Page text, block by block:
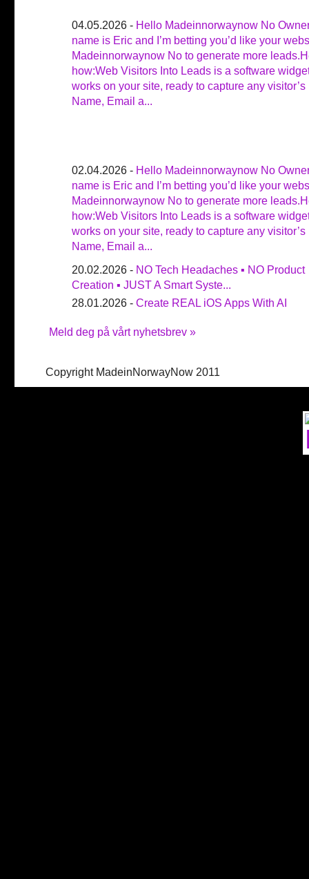
04.05.2026 - Hello Madeinnorwaynow No
name is Eric and I’m betting you’d like your
Madeinnorwaynow No to generate more
how:Web Visitors Into Leads is a software
works on your site, ready to capture any visitor’s
Name, Email a...
02.04.2026 - Hello Madeinnorwaynow No
name is Eric and I’m betting you’d like your
Madeinnorwaynow No to generate more
how:Web Visitors Into Leads is a software
works on your site, ready to capture any visitor’s
Name, Email a...
20.02.2026 - NO Tech Headaches ▪ NO Product
Creation ▪ JUST A Smart Syste...
28.01.2026 - Create REAL iOS Apps With AI
Meld deg på vårt nyhetsbrev »
Copyright MadeinNorwayNow 2011